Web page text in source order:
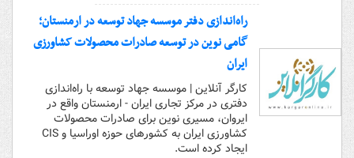
راه‌اندازی دفتر موسسه جهاد توسعه در ارمنستان؛
گامی نوین در توسعه صادرات محصولات کشاورزی
ایران
کارگر آنلاین | موسسه جهاد توسعه با راه‌اندازی
دفتری در مرکز تجاری ایران - ارمنستان واقع در
ایروان، مسیری نوین برای صادرات محصولات
کشاورزی ایران به کشورهای حوزه اوراسیا و CIS
ایجاد کرده است.